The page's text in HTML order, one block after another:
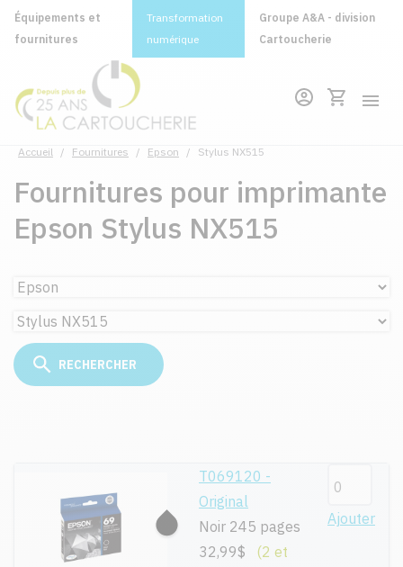
Équipements et
fournitures
Transformation
numérique
Groupe A&A - division
Cartoucherie
Accueil / Fournitures / Epson / Stylus NX515
Fournitures pour imprimante
Epson Stylus NX515
T069120 -
Original
Noir 245 pages
32,99$
(2 et
Ajouter